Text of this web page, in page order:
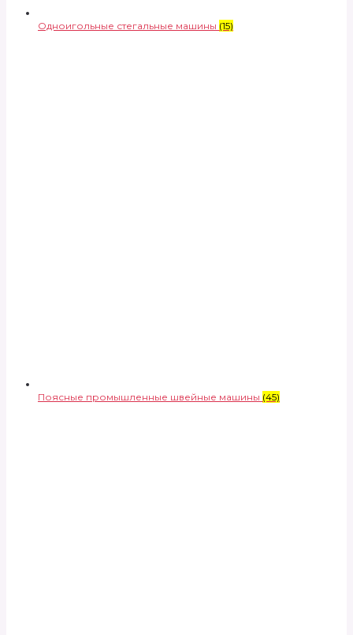
Одноигольные стегальные машины (15)
Поясные промышленные швейные машины (45)